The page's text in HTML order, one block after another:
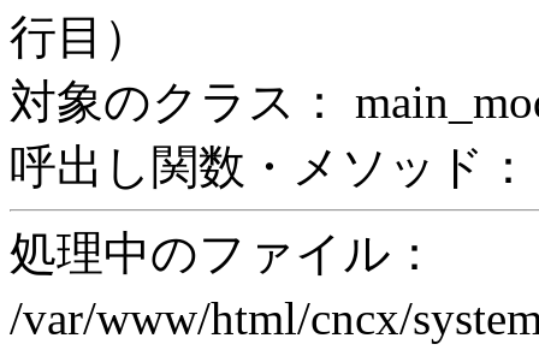
行目）
対象のクラス：
呼出し関数・メソッド：
処理中のファイル：
/var/www/html/cncx/